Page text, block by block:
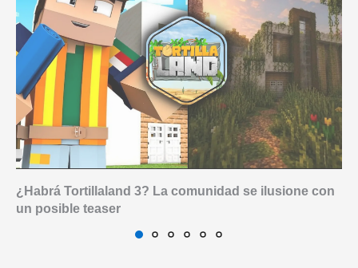
¿Habrá Tortillaland 3? La comunidad se ilusione con
un posible teaser